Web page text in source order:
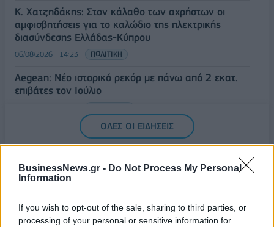
BusinessNews.gr - Do Not Process My Personal
Information
If you wish to opt-out of the sale, sharing to third parties, or
processing of your personal or sensitive information for
Κ. Χατζηδάκης: Στον κάλαθο των αχρήστων οι
αμφισβητήσεις για το καλώδιο της ηλεκτρικής
διασύνδεσης Ελλάδας-Κύπρου
06/08/2026 - 14:23 ΠΟΛΙΤΙΚΗ
Aegean: Νέο ιστορικό ρεκόρ με πάνω από 2 εκατ.
επιβάτες τον Ιούλιο
ΟΛΕΣ ΟΙ ΕΙΔΗΣΕΙΣ